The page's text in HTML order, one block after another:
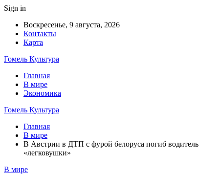
Sign in
Воскресенье, 9 августа, 2026
Контакты
Карта
Гомель Культура
Главная
В мире
Экономика
Гомель Культура
Главная
В мире
В Австрии в ДТП с фурой белоруса погиб водитель
«легковушки»
В мире